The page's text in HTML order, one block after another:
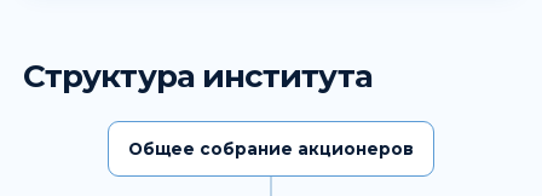
Структура института
Общее собрание акционеров